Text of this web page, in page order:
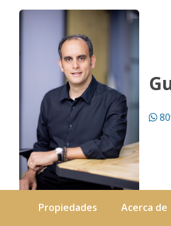
Propiedades Acerca de
Página no encontrada - Black Lion